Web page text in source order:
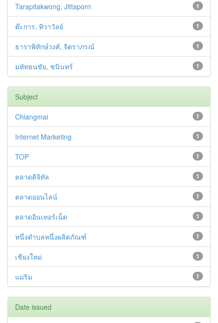
1
Tarapitakwong, Jittaporn
1
ต๊ะการ, ทิวาวัลย์
1
ธาราพิทักษ์วงศ์, จิตราภรณ์
1
มหัทธนชัย, ชนินทร์
Subject
1
Chiangmai
1
Internet Marketing
1
TOP
1
ตลาดดิจิทัล
1
ตลาดออนไลน์
1
ตลาดอินเทอร์เน็ต
1
หนึ่งตำบลหนึ่งผลิตภัณฑ์
1
เชียงใหม่
1
แม่ริม
Date issued